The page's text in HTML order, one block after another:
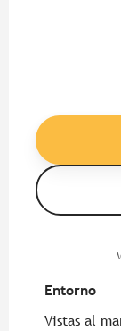
Entorno
Entorno
Vistas al